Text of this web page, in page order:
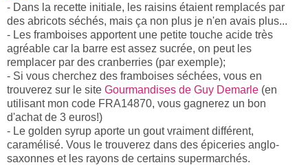
- Dans la recette initiale, les raisins étaient remplacés par
des abricots séchés, mais ça non plus je n'en avais plus...
- Les framboises apportent une petite touche acide très
agréable car la barre est assez sucrée, on peut les
remplacer par des cranberries (par exemple);
- Si vous cherchez des framboises séchées, vous en
trouverez sur le site Gourmandises de Guy Demarle (en
utilisant mon code FRA14870, vous gagnerez un bon
d'achat de 3 euros!)
- Le golden syrup aporte un gout vraiment différent,
caramélisé. Vous le trouverez dans des épiceries anglo-
saxonnes et les rayons de certains supermarchés.